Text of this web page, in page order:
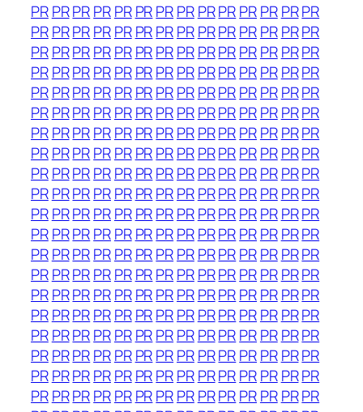
PRPRPRPRPR PRPRPRPRPRPRPR PRPR
PRPRPRPRPR PRPRPRPRPRPRPR PRPR
PRPRPRPRPR PRPRPRPRPRPRPR PRPR
PRPRPRPRPR PRPRPRPRPRPRPR PRPR
PRPRPRPRPR PRPRPRPRPRPRPR PRPR
PRPRPRPRPR PRPRPRPRPRPRPR PRPR
PRPRPRPRPR PRPRPRPRPRPRPR PRPR
PRPRPRPRPR PRPRPRPRPRPRPR PRPR
PRPRPRPRPR PRPRPRPRPRPRPR PRPR
PRPRPRPRPR PRPRPRPRPRPRPR PRPR
PRPRPRPRPR PRPRPRPRPRPRPR PRPR
PRPRPRPRPR PRPRPRPRPRPRPR PRPR
PRPRPRPRPR PRPRPRPRPRPRPR PRPR
PRPRPRPRPR PRPRPRPRPRPRPR PRPR
PRPRPRPRPR PRPRPRPRPRPRPR PRPR
PRPRPRPRPR PRPRPRPRPRPRPR PRPR
PRPRPRPRPR PRPRPRPRPRPRPR PRPR
PRPRPRPRPR PRPRPRPRPRPRPR PRPR
PRPRPRPRPR PRPRPRPRPRPRPR PRPR
PRPRPRPRPR PRPRPRPRPRPRPR PRPR